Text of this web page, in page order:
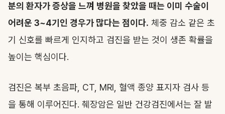
분의 환자가 증상을 느껴 병원을 찾았을 때는 이미 수술이
어려운 3~4기인 경우가 많다는 점이다. 체중 감소 같은 초
기 신호를 빠르게 인지하고 검진을 받는 것이 생존 확률을
높이는 핵심이다.
검진은 복부 초음파, CT, MRI, 혈액 종양 표지자 검사 등
을 통해 이루어진다. 췌장암은 일반 건강검진에서는 잘 발